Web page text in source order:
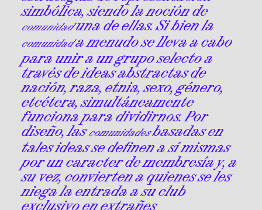
simbólica, siendo la noción de
comunidaduna de ellas. Si bien la
comunidada menudo se lleva a cabo
para unir a un grupo selecto a
través de ideas abstractas de
nación, raza, etnia, sexo, género,
etcétera, simultáneamente
funciona para dividirnos. Por
diseño, lascomunidadesbasadas en
tales ideas se definen a sí mismas
por un caracter de membresía y, a
su vez, convierten a quienes se les
niega la entrada a su club
exclusivo en extrañes